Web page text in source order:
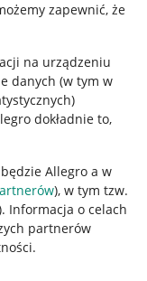
zapewnić, że
na urządzeniu
danych (w tym w
dokładnie to,
Allegro a w
), w tym tzw.
Informacja o celach
partnerów
Regulamin
Polityka plików
Ustawienia plików